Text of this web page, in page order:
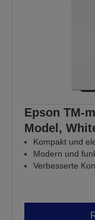
Epson TM-
Model,
Kompakt und
Modern und
Verbesserte